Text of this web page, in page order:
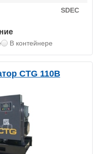
SDEC
В контейнере
CTG 110B